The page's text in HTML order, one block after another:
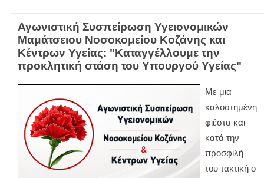
Αγωνιστική Συσπείρωση Υγειονομικών
Μαμάτσειου Νοσοκομείου Κοζάνης και
Κέντρων Υγείας: "Καταγγέλλουμε την
προκλητική στάση του Υπουργού Υγείας"
Με μια
καλοστημένη
φιέστα και
κατά την
προσφιλή
του τακτική ο